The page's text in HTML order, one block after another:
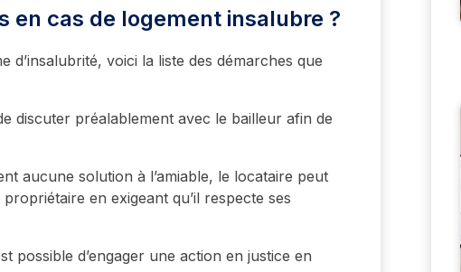
en cas de logement insalubre ?
d’insalubrité, voici la liste des démarches que
préalablement avec le bailleur afin de
aucune solution à l’amiable, le locataire peut
en exigeant qu’il respecte ses
possible d’engager une action en justice en